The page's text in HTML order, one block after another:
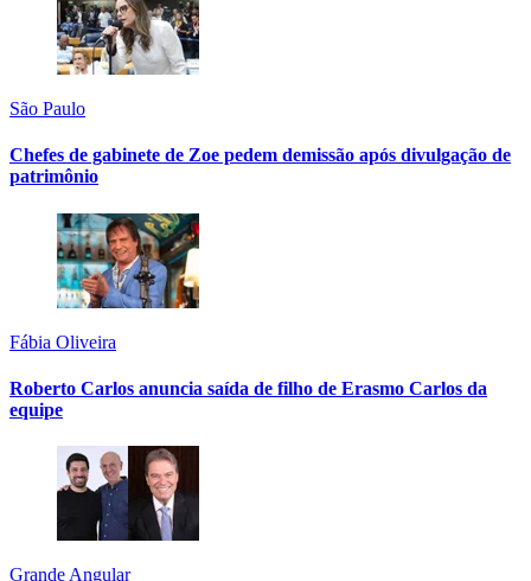
São Paulo
Chefes de gabinete de Zoe pedem demissão após divulgação de
patrimônio
Fábia Oliveira
Roberto Carlos anuncia saída de filho de Erasmo Carlos da
equipe
Grande Angular